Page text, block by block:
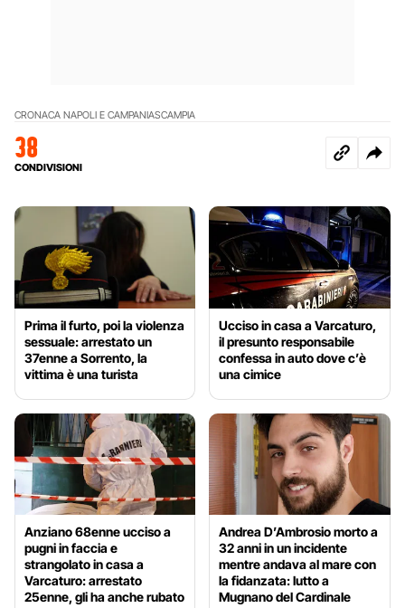
CRONACA NAPOLI E CAMPANIASCAMPIA
38
CONDIVISIONI
Prima il furto, poi la violenza
sessuale: arrestato un
37enne a Sorrento, la
vittima è una turista
Ucciso in casa a Varcaturo,
il presunto responsabile
confessa in auto dove c’è
una cimice
Anziano 68enne ucciso a
pugni in faccia e
strangolato in casa a
Varcaturo: arrestato
25enne, gli ha anche rubato
Andrea D’Ambrosio morto a
32 anni in un incidente
mentre andava al mare con
la fidanzata: lutto a
Mugnano del Cardinale